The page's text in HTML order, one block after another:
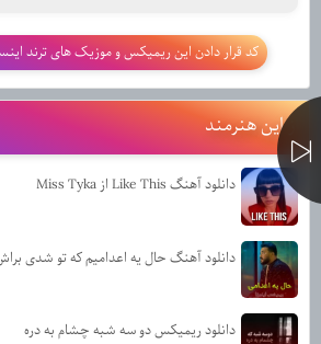
کد قرار دادن این ریمیکس و موزیک های ترند
از این هنرمند
دانلود آهنگ Like This از Miss Tyka
دانلود آهنگ حال یه اعدامیم که تو شدی براش
دانلود ریمیکس دو سه شبه چشام به دره